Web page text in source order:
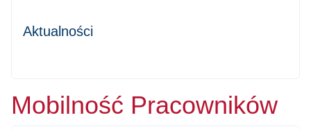
Aktualności
Mobilność Pracowników